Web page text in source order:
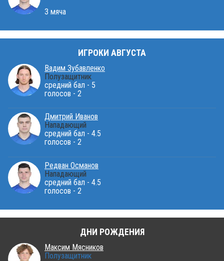
3 мяча
ИГРОКИ АВГУСТА
Вадим Зубавленко
Полузащитник
средний бал - 5
голосов - 2
Дмитрий Иванов
Нападающий
средний бал - 4.5
голосов - 2
Редван Османов
Нападающий
средний бал - 4.5
голосов - 2
ДНИ РОЖДЕНИЯ
Максим Мясников
Полузащитник